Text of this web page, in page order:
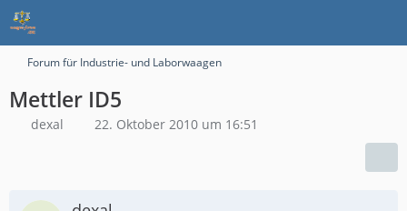
Forum für Industrie- und Laborwaagen
Mettler ID5
dexal 22. Oktober 2010 um 16:51